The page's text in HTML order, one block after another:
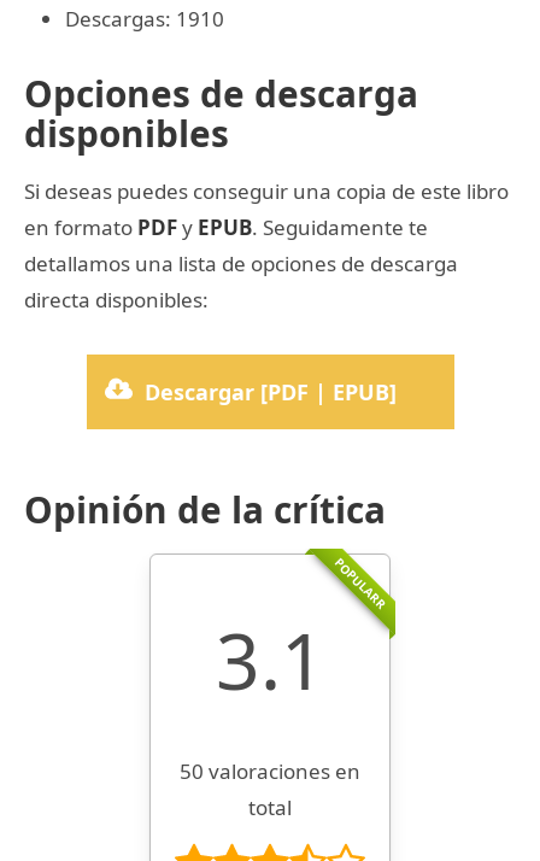
Descargas: 1910
Opciones de descarga
disponibles
Si deseas puedes conseguir una copia de este libro
en formato PDFy EPUB. Seguidamente te
detallamos una lista de opciones de descarga
directa disponibles:
Descargar [PDF | EPUB]
Opinión de la crítica
POPULARR
3.1
50 valoraciones en
total